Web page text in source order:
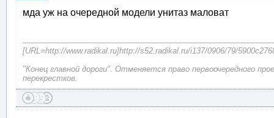
мда уж на очередной модели унитаз маловат
[URL=http://www.radikal.ru]http://s52.radikal.ru/i137/0906/79/
"Конец главной дороги". Отменяется право первоочередного
перекрестков.